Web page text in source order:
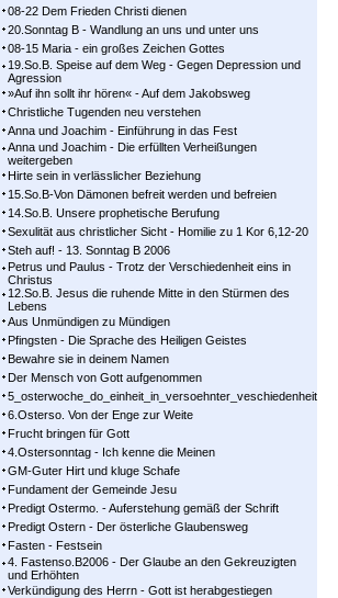
08-22 Dem Frieden Christi dienen
20.Sonntag B - Wandlung an uns und unter uns
08-15 Maria - ein großes Zeichen Gottes
19.So.B. Speise auf dem Weg - Gegen Depression und
Agression
»Auf ihn sollt ihr hören« - Auf dem Jakobsweg
Christliche Tugenden neu verstehen
Anna und Joachim - Einführung in das Fest
Anna und Joachim - Die erfüllten Verheißungen
weitergeben
Hirte sein in verlässlicher Beziehung
15.So.B-Von Dämonen befreit werden und befreien
14.So.B. Unsere prophetische Berufung
Sexulität aus christlicher Sicht - Homilie zu 1 Kor 6,12-20
Steh auf! - 13. Sonntag B 2006
Petrus und Paulus - Trotz der Verschiedenheit eins in
Christus
12.So.B. Jesus die ruhende Mitte in den Stürmen des
Lebens
Aus Unmündigen zu Mündigen
Pfingsten - Die Sprache des Heiligen Geistes
Bewahre sie in deinem Namen
Der Mensch von Gott aufgenommen
5_osterwoche_do_einheit_in_versoehnter_veschiedenheit
6.Osterso. Von der Enge zur Weite
Frucht bringen für Gott
4.Ostersonntag - Ich kenne die Meinen
GM-Guter Hirt und kluge Schafe
Fundament der Gemeinde Jesu
Predigt Ostermo. - Auferstehung gemäß der Schrift
Predigt Ostern - Der österliche Glaubensweg
Fasten - Festsein
4. Fastenso.B2006 - Der Glaube an den Gekreuzigten
und Erhöhten
Verkündigung des Herrn - Gott ist herabgestiegen